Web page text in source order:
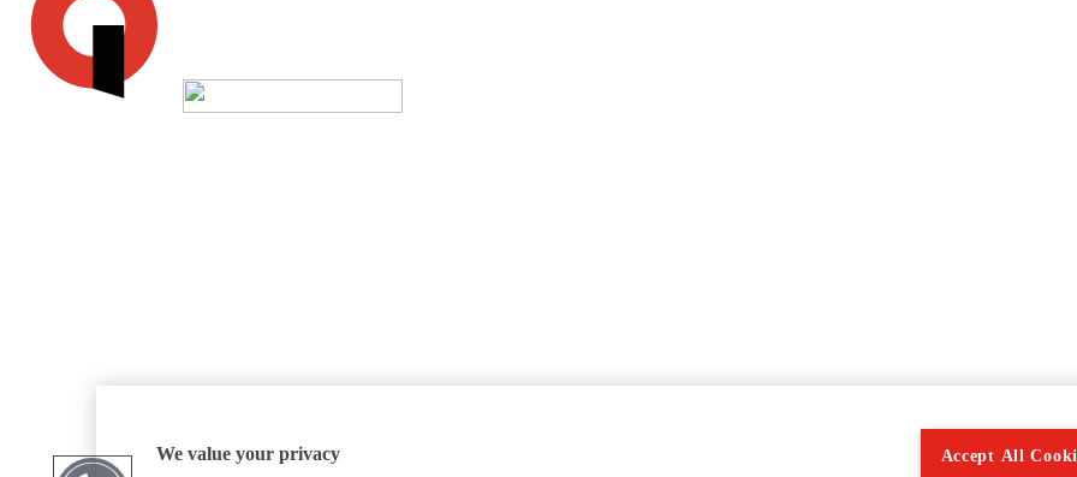
We value your privacy Accept All